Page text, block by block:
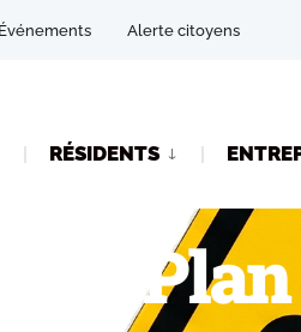
Événements Alerte citoyens
RÉSIDENTS
du